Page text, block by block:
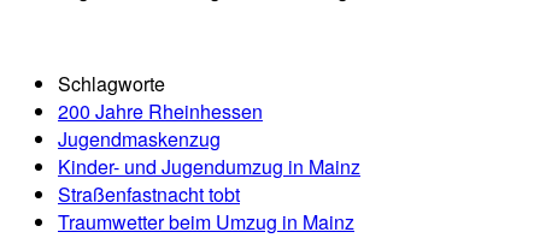
Schlagworte
200 Jahre Rheinhessen
Jugendmaskenzug
Kinder- und Jugendumzug in Mainz
Straßenfastnacht tobt
Traumwetter beim Umzug in Mainz